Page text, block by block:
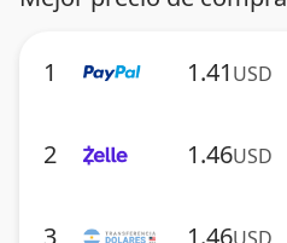
1 1.41 USD
2 1.46USD
3 1.46